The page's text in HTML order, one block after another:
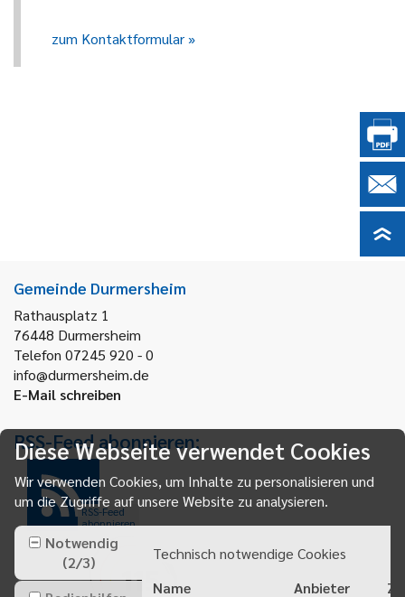
zum Kontaktformular
Gemeinde Durmersheim
Rathausplatz 1
76448 Durmersheim
Telefon 07245 920 - 0
info@durmersheim.de
E-Mail schreiben
RSS-Feed abonnieren:
RSS-Feed
abonnieren
Diese Webseite verwendet Cookies
Wir verwenden Cookies, um Inhalte zu personalisieren und
um die Zugriffe auf unsere Website zu analysieren.
Notwendig
(2/3)
Technisch notwendige Cookies
Name
Anbieter